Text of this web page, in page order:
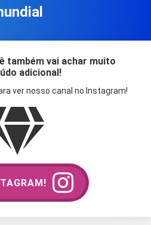
também vai achar muito
adicional!
ver nosso canal no Instagram!